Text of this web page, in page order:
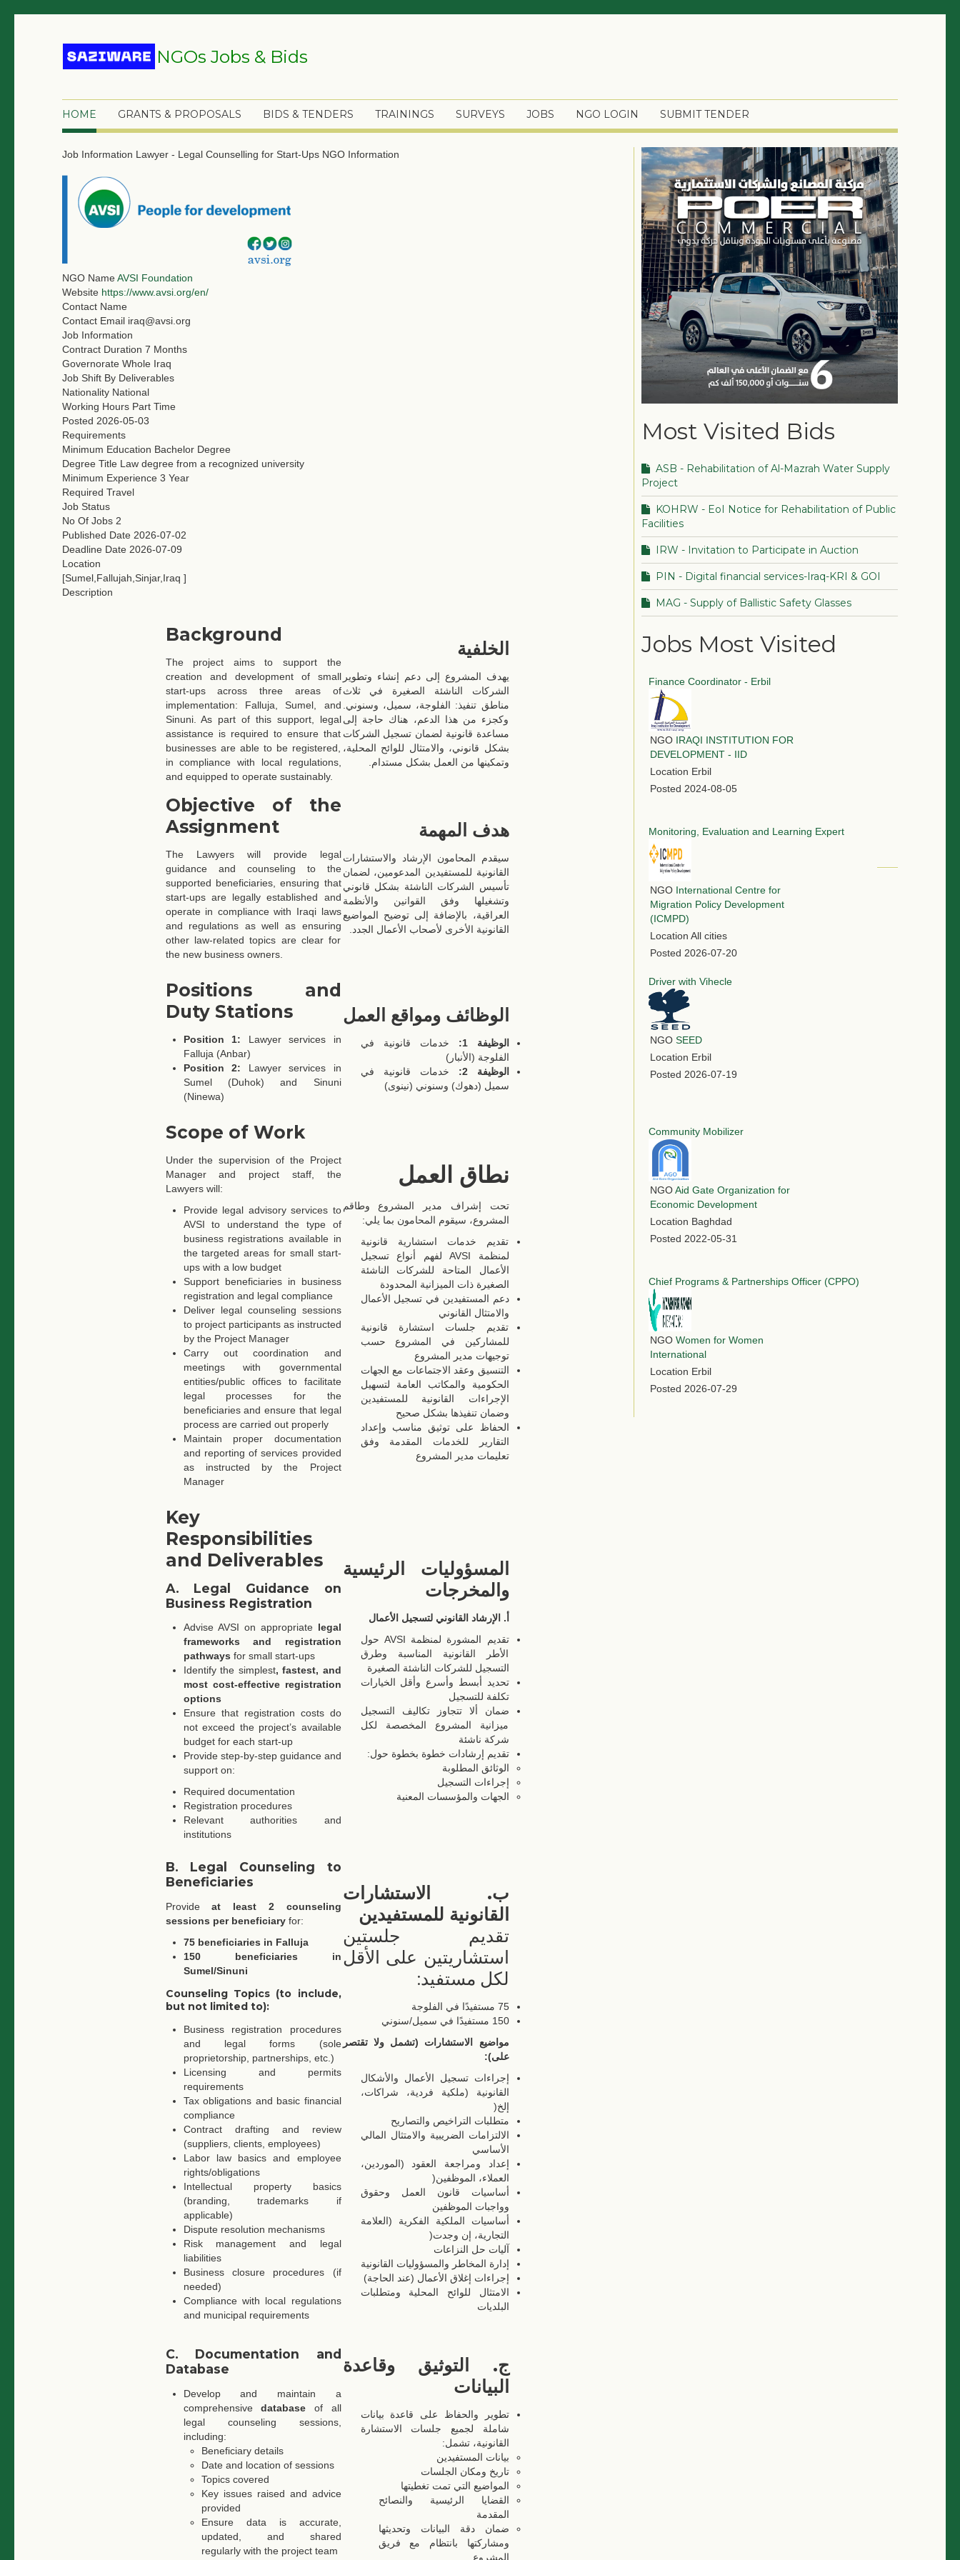
NGOs Jobs & Bids
HOME GRANTS & PROPOSALS BIDS & TENDERS TRAININGS SURVEYS JOBS NGO LOGIN SUBMIT TENDER
Job Information Lawyer - Legal Counselling for Start-Ups NGO Information
NGO NameAVSI Foundation
Website https://www.avsi.org/en/
Contact Name
Contact Email iraq@avsi.org
Job Information
Contract Duration 7 Months
Governorate Whole Iraq
Job Shift By Deliverables
Nationality National
Working Hours Part Time
Posted 2026-05-03
Requirements
Minimum Education Bachelor Degree
Degree Title Law degree from a recognized university
Minimum Experience 3 Year
Required Travel
Job Status
No Of Jobs 2
Published Date 2026-07-02
Deadline Date 2026-07-09
Location
[Sumel,Fallujah,Sinjar,Iraq ]
Description
Background
The project aims to support the
creation and development of small
start-ups across three areas of
implementation: Falluja, Sumel, and
Sinuni. As part of this support, legal
assistance is required to ensure that
businesses are able to be registered,
in compliance with local regulations,
and equipped to operate sustainably.
الخلفية
يهدف المشروع إلى دعم إنشاء وتطوير
الشركات الناشئة الصغيرة في ثلاث
مناطق تنفيذ: الفلوجة، سميل، وسنوني.
وكجزء من هذا الدعم، هناك حاجة إلى
مساعدة قانونية لضمان تسجيل الشركات
بشكل قانوني، والامتثال للوائح المحلية،
وتمكينها من العمل بشكل مستدام.
Objective of the
Assignment
The Lawyers will provide legal
guidance and counseling to the
supported beneficiaries, ensuring that
start-ups are legally established and
operate in compliance with Iraqi laws
and regulations as well as ensuring
other law-related topics are clear for
the new business owners.
هدف المهمة
سيقدم المحامون الإرشاد والاستشارات
القانونية للمستفيدين المدعومين، لضمان
تأسيس الشركات الناشئة بشكل قانوني
وتشغيلها وفق القوانين والأنظمة
العراقية، بالإضافة إلى توضيح المواضيع
القانونية الأخرى لأصحاب الأعمال الجدد.
Positions and
Duty Stations
Position 1: Lawyer services in
Falluja (Anbar)
Position 2: Lawyer services in
Sumel (Duhok) and Sinuni
(Ninewa)
الوظائف ومواقع العمل
الوظيفة 1:
خدمات قانونية في
الفلوجة (الأنبار)
الوظيفة 2:
خدمات قانونية في
سميل (دهوك) وسنوني (نينوى)
Scope of Work
Under the supervision of the Project
Manager and project staff, the
Lawyers will:
Provide legal advisory services to
AVSI to understand the type of
business registrations available in
the targeted areas for small start-
ups with a low budget
Support beneficiaries in business
registration and legal compliance
Deliver legal counseling sessions
to project participants as instructed
by the Project Manager
Carry out coordination and
meetings with governmental
entities/public offices to facilitate
legal processes for the
beneficiaries and ensure that legal
process are carried out properly
Maintain proper documentation
and reporting of services provided
as instructed by the Project
Manager
نطاق العمل
تحت إشراف مدير المشروع وطاقم
المشروع، سيقوم المحامون بما يلي:
تقديم خدمات استشارية قانونية
لمنظمة AVSI لفهم أنواع تسجيل
الأعمال المتاحة للشركات الناشئة
الصغيرة ذات الميزانية المحدودة
دعم المستفيدين في تسجيل الأعمال
والامتثال القانوني
تقديم جلسات استشارة قانونية
للمشاركين في المشروع حسب
توجيهات مدير المشروع
التنسيق وعقد الاجتماعات مع الجهات
الحكومية والمكاتب العامة لتسهيل
الإجراءات القانونية للمستفيدين
وضمان تنفيذها بشكل صحيح
الحفاظ على توثيق مناسب وإعداد
التقارير للخدمات المقدمة وفق
تعليمات مدير المشروع
Key
Responsibilities
and Deliverables
A. Legal Guidance on
Business Registration
Advise AVSI on appropriatelegal
frameworks and registration
pathways for small start-ups
Identify the simplest, fastest, and
most cost-effective registration
options
Ensure that registration costs do
not exceed the project’s available
budget for each start-up
Provide step-by-step guidance and
support on:
Required documentation
Registration procedures
Relevant authorities and
institutions
المسؤوليات الرئيسية
والمخرجات
أ. الإرشاد القانوني لتسجيل الأعمال
تقديم المشورة لمنظمة AVSI حول
الأطر القانونية المناسبة وطرق
التسجيل للشركات الناشئة الصغيرة
تحديد أبسط وأسرع وأقل الخيارات
تكلفة للتسجيل
ضمان ألا تتجاوز تكاليف التسجيل
ميزانية المشروع المخصصة لكل
شركة ناشئة
تقديم إرشادات خطوة بخطوة حول:
الوثائق المطلوبة
إجراءات التسجيل
الجهات والمؤسسات المعنية
B. Legal Counseling to
Beneficiaries
Provideat least 2 counseling
sessions per beneficiaryfor:
75 beneficiaries in Falluja
150 beneficiaries in
Sumel/Sinuni
Counseling Topics (to include,
but not limited to):
Business registration procedures
and legal forms (sole
proprietorship, partnerships, etc.)
Licensing and permits
requirements
Tax obligations and basic financial
compliance
Contract drafting and review
(suppliers, clients, employees)
Labor law basics and employee
rights/obligations
Intellectual property basics
(branding, trademarks if
applicable)
Dispute resolution mechanisms
Risk management and legal
liabilities
Business closure procedures (if
needed)
Compliance with local regulations
and municipal requirements
ب. الاستشارات
القانونية للمستفيدين
تقديم جلستين
استشاريتين على الأقل
لكل مستفيد:
75 مستفيدًا في الفلوجة
150 مستفيدًا في سميل/سنوني
مواضيع الاستشارات (تشمل ولا تقتصر
على):
إجراءات تسجيل الأعمال والأشكال
القانونية (ملكية فردية، شراكات،
إلخ(
متطلبات التراخيص والتصاريح
الالتزامات الضريبية والامتثال المالي
الأساسي
إعداد ومراجعة العقود (الموردين،
العملاء، الموظفين(
أساسيات قانون العمل وحقوق
وواجبات الموظفين
أساسيات الملكية الفكرية (العلامة
التجارية، إن وجدت(
آليات حل النزاعات
إدارة المخاطر والمسؤوليات القانونية
إجراءات إغلاق الأعمال (عند الحاجة)
الامتثال للوائح المحلية ومتطلبات
البلديات
C. Documentation and
Database
Develop and maintain a
comprehensivedatabase of all
legal counseling sessions,
including:
Beneficiary details
Date and location of sessions
Topics covered
Key issues raised and advice
provided
Ensure data is accurate,
updated, and shared
regularly with the project team
ج. التوثيق وقاعدة
البيانات
تطوير والحفاظ على قاعدة بيانات
شاملة لجميع جلسات الاستشارة
القانونية، تشمل:
بيانات المستفيدين
تاريخ ومكان الجلسات
المواضيع التي تمت تغطيتها
القضايا الرئيسية والنصائح
المقدمة
ضمان دقة البيانات وتحديثها
ومشاركتها بانتظام مع فريق
المشروع
Most Visited Bids
ASB - Rehabilitation of Al-Mazrah Water Supply
Project
KOHRW - EoI Notice for Rehabilitation of Public
Facilities
IRW - Invitation to Participate in Auction
PIN - Digital financial services-Iraq-KRI & GOI
MAG - Supply of Ballistic Safety Glasses
Jobs Most Visited
Finance Coordinator - Erbil
NGO IRAQI INSTITUTION FOR
DEVELOPMENT - IID
Location Erbil
Posted 2024-08-05
Monitoring, Evaluation and Learning Expert
NGO International Centre for
Migration Policy Development
(ICMPD)
Location All cities
Posted 2026-07-20
Driver with Vihecle
NGO SEED
Location Erbil
Posted 2026-07-19
Community Mobilizer
NGOAid Gate Organization for
Economic Development
Location Baghdad
Posted 2022-05-31
Chief Programs & Partnerships Officer (CPPO)
NGO Women for Women
International
Location Erbil
Posted 2026-07-29